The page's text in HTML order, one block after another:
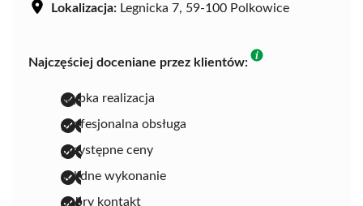
Lokalizacja: Legnicka 7, 59-100 Polkowice
Najczęściej doceniane przez klientów:
szybka realizacja
profesjonalna obsługa
przystępne ceny
solidne wykonanie
dobry kontakt